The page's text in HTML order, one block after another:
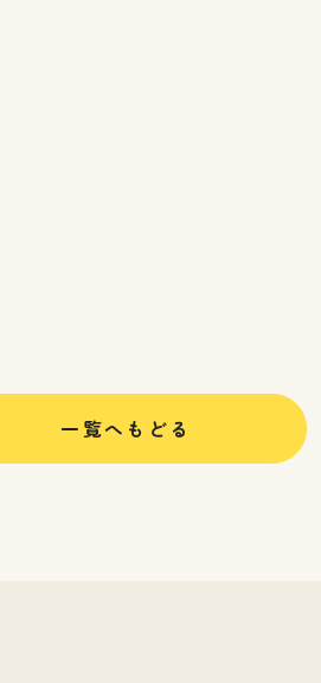
一覧へもどる